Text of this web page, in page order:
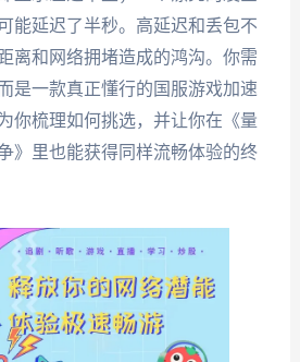
能延迟了半秒。高延迟和丢包不
离和网络拥堵造成的鸿沟。你需
是一款真正懂行的国服游戏加速
你梳理如何挑选，并让你在《量
》里也能获得同样流畅体验的终